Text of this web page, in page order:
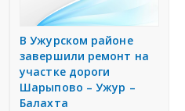
В Ужурском районе
завершили ремонт на
участке дороги
Шарыпово – Ужур –
Балахта